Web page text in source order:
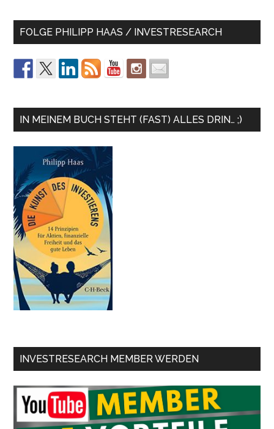
FOLGE PHILIPP HAAS / INVESTRESEARCH
IN MEINEM BUCH STEHT (FAST) ALLES DRIN… ;)
INVESTRESEARCH MEMBER WERDEN